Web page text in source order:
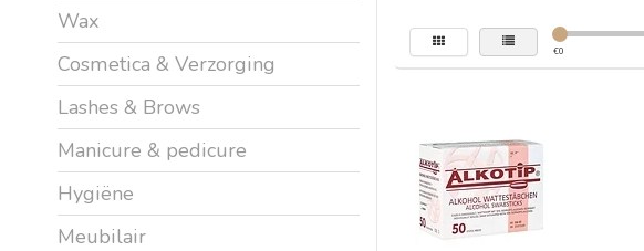
Wax
Cosmetica & Verzorging
Lashes & Brows
Manicure & pedicure
Hygiëne
Meubilair
€0